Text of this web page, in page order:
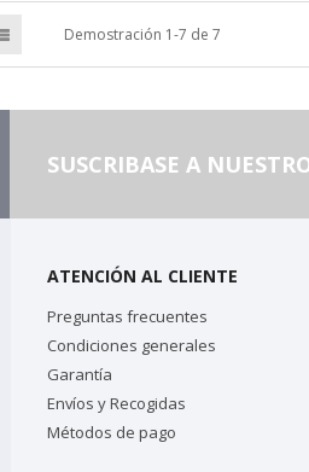
Demostración 1-7 de 7
SUSCRIBASE A
ATENCIÓN AL CLIENTE
Preguntas frecuentes
Condiciones generales
Garantía
Envíos y Recogidas
Métodos de pago